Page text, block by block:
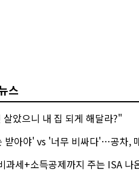
스
았으니 내 집 되게 해달라?"
아야' vs '너무 비싸다'…공차, 매각 성공할
과세+소득공제까지 주는 ISA 나